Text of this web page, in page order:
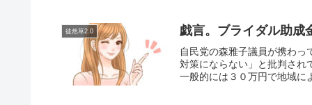
徒然草2.0 戯言。ブライダル助成
自民党の森雅子議員が携わ
対策にならない」と批判され
一般的には３０万円で地域に